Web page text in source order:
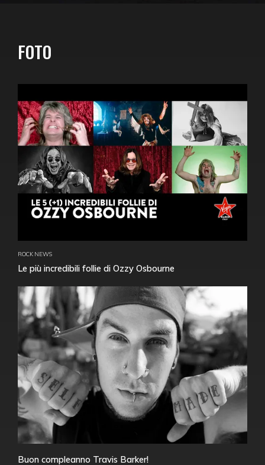
FOTO
ROCK NEWS
Le più incredibili follie di Ozzy Osbourne
Buon compleanno Travis Barker!